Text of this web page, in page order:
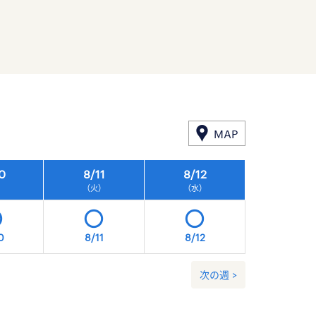
MAP
8/11
（火）
8/12
（水）
8/11 8/12
次の週 >